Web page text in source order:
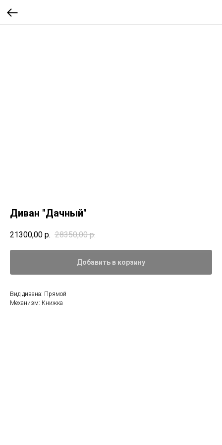
Диван "Дачный"
21300,00 р. 28350,00 р.
Добавить в корзину
Вид дивана: Прямой
Механизм: Книжка